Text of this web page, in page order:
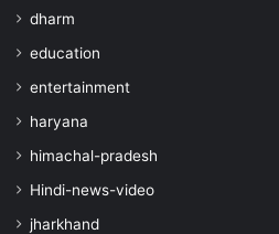
dharm
education
entertainment
haryana
himachal-pradesh
Hindi-news-video
jharkhand